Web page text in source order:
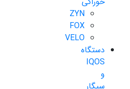
ZYN
FOX
VELO
دستگاه
IQOS
و
سیگار